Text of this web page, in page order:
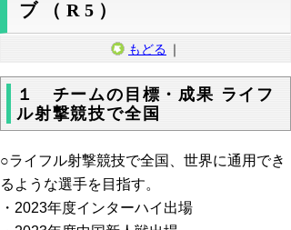
ブ（R5）
もどる ｜
１ チームの目標・成果 ライフ
ル射撃競技で全国
○ライフル射撃競技で全国、世界に通用でき
るような選手を目指す。
・2023年度インターハイ出場